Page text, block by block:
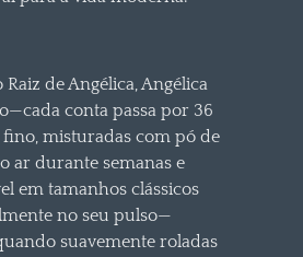
de Angélica, Angélica
conta passa por 36
fino, misturadas com pó de
ar durante semanas e
em tamanhos clássicos
no seu pulso—
suavemente roladas